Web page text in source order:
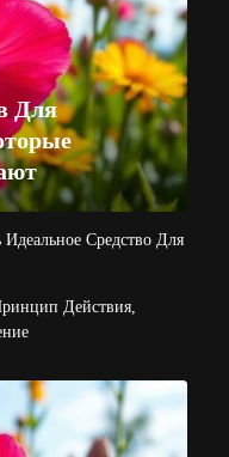
Для
Средство Для
Действия,